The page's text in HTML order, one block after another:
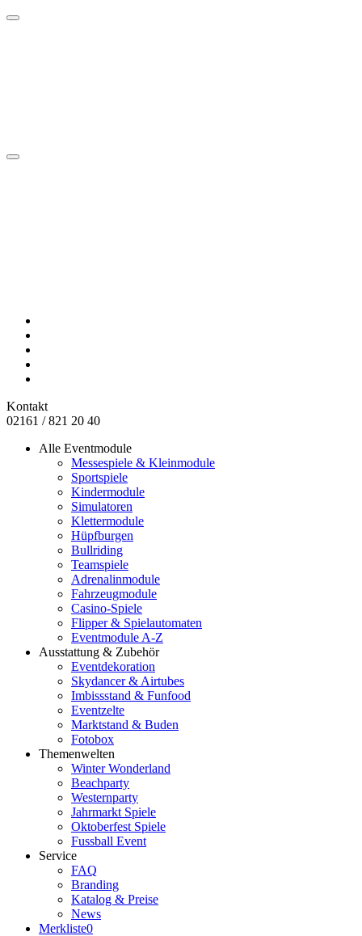
Kontakt
02161 / 821 20 40
Alle Eventmodule
Messespiele & Kleinmodule
Sportspiele
Kindermodule
Simulatoren
Klettermodule
Hüpfburgen
Bullriding
Teamspiele
Adrenalinmodule
Fahrzeugmodule
Casino-Spiele
Flipper & Spielautomaten
Eventmodule A-Z
Ausstattung & Zubehör
Eventdekoration
Skydancer & Airtubes
Imbissstand & Funfood
Eventzelte
Marktstand & Buden
Fotobox
Themenwelten
Winter Wonderland
Beachparty
Westernparty
Jahrmarkt Spiele
Oktoberfest Spiele
Fussball Event
Service
FAQ
Branding
Katalog & Preise
News
Merkliste0